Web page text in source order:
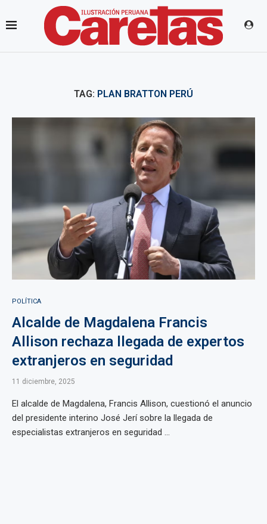
TAG: PLAN BRATTON PERÚ
POLÍTICA
Alcalde de Magdalena Francis
Allison rechaza llegada de expertos
extranjeros en seguridad
11 diciembre, 2025
El alcalde de Magdalena, Francis Allison, cuestionó el anuncio
del presidente interino José Jerí sobre la llegada de
especialistas extranjeros en seguridad ...